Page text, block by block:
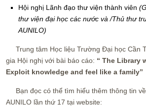
Hội nghị Lãnh đạo thư viện thành viên
thư viện đại học các nước và /Thủ thư
AUNILO)
Trung tâm Học liệu Trường Đại học Cần
gia Hội nghị với bài báo cáo: “ The Library
Exploit knowledge and feel like a family”
Bạn đọc có thể tìm hiểu thêm thông tin
AUNILO lần thứ 17 tại website: